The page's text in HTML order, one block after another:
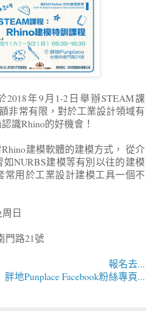
2018年9月1-2日舉辦STEAM課
非常有限，對於工業設計領域有
識Rhino的好機會！
建模軟體的建模方式， 從介
NURBS建模等有別以往的建模
常用於工業設計建模工具一個不
日
門路21號
報名去...
胖地Punplace Facebook粉絲專頁...